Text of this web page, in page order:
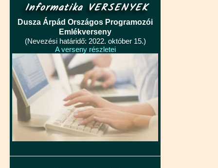
Informatika VERSENYEK
Dusza Árpád Országos Programozói
Emlékverseny
(Nevezési határidő: 2022. október 15.)
A verseny részletei